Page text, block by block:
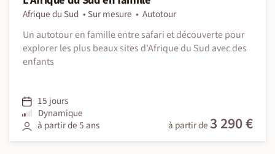
Afrique du Sud Sur mesure
Autotour
Un autotour en famille entre safari et découverte pour
explorer les plus beaux sites d'Afrique du Sud avec des
enfants
15 jours
Dynamique
à partir de 5 ans
à partir de 3 290 €